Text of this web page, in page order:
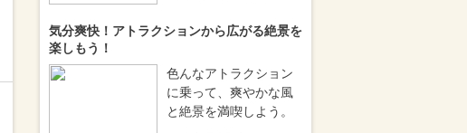
気分爽快！アトラクションから広がる絶景を
楽しもう！
色んなアトラクション
に乗って、爽やかな風
と絶景を満喫しよう。